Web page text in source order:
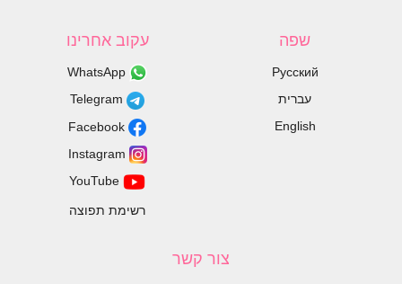
שפה
Русский
עברית
English
עקוב אחרינו
רשימת תפוצה
צור קשר